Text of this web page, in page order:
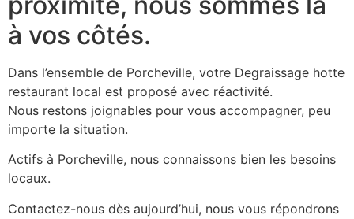
à vos côtés.
Dans l’ensemble de Porcheville, votre Degraissage hotte
restaurant local est proposé avec réactivité.
Nous restons joignables pour vous accompagner, peu
importe la situation.
Actifs à Porcheville, nous connaissons bien les besoins
locaux.
Contactez-nous dès aujourd’hui, nous vous répondrons